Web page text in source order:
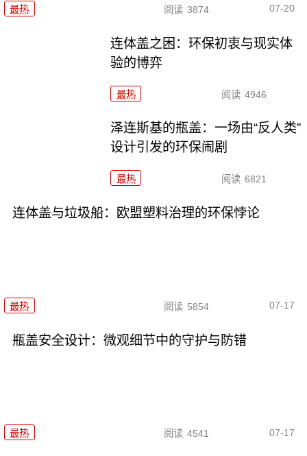
最热 阅读 3874 07-20
连体盖之困：环保初衷与现实体
验的博弈
最热 阅读 4946
泽连斯基的瓶盖：一场由“反人类”
设计引发的环保闹剧
最热 阅读 6821
连体盖与垃圾船：欧盟塑料治理的环保悖论
最热 阅读 5854 07-17
瓶盖安全设计：微观细节中的守护与防错
最热 阅读 4541 07-17